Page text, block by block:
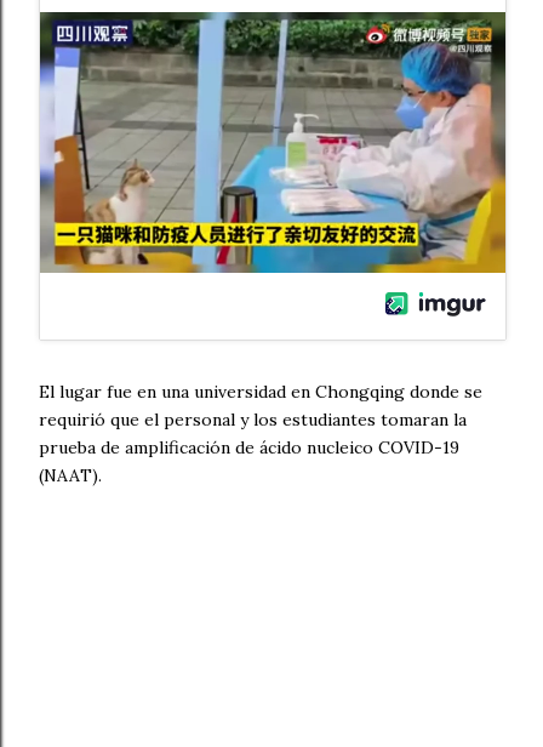
El lugar fue en una universidad en Chongqing donde se
requirió que el personal y los estudiantes tomaran la
prueba de amplificación de ácido nucleico COVID-19
(NAAT).